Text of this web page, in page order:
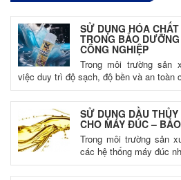
SỬ DỤNG HÓA
TRONG BẢO
CÔNG NGHIỆP
Trong môi trường sản
việc duy trì độ sạch, độ bền và an toàn
SỬ DỤNG DẦU
CHO MÁY ĐÚC –
Trong môi trường sản
các hệ thống máy đúc